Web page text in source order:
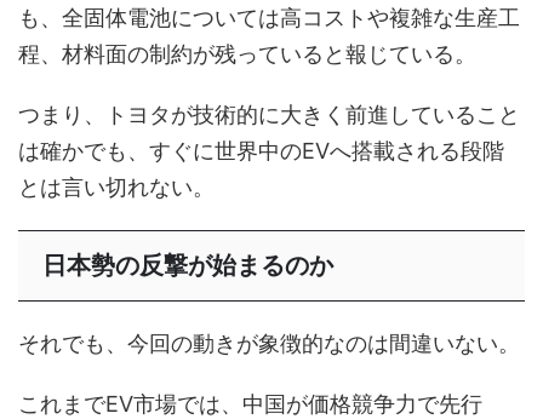
も、全固体電池については高コストや複雑な生産工
程、材料面の制約が残っていると報じている。
つまり、トヨタが技術的に大きく前進していること
は確かでも、すぐに世界中のEVへ搭載される段階
とは言い切れない。
日本勢の反撃が始まるのか
それでも、今回の動きが象徴的なのは間違いない。
これまでEV市場では、中国が価格競争力で先行